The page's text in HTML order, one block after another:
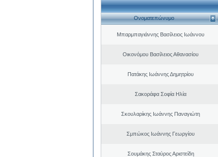
Ονοματεπώνυμο
Μπαρμπαγιάννης Βασίλειος Ιωάννου
Οικονόμου Βασίλειος Αθανασίου
Πατάκης Ιωάννης Δημητρίου
Σακοράφα Σοφία Ηλία
Σκουλαρίκης Ιωάννης Παναγιώτη
Σμπώκος Ιωάννης Γεωργίου
Σουμάκης Σταύρος Αριστείδη